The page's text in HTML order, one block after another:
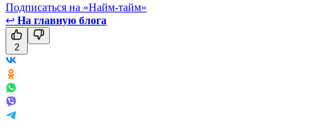
Подписаться на «Найм-тайм»
↩ На главную блога
2